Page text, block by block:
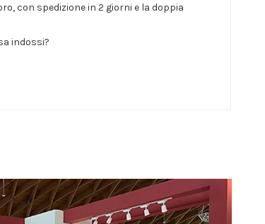
con spedizione in 2 giorni e la doppia
indossi?